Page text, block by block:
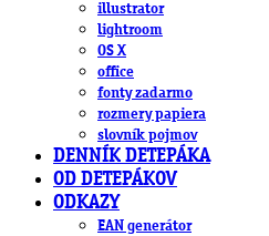
illustrator
lightroom
OS X
office
fonty zadarmo
rozmery papiera
slovník pojmov
DENNÍK DETEPÁKA
OD DETEPÁKOV
ODKAZY
EAN generátor